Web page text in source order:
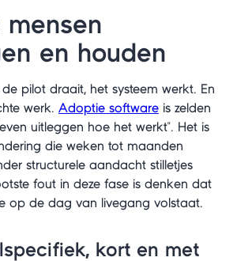
en houden
pilot draait, het systeem werkt. En
werk. Adoptie software is zelden
uitleggen hoe het werkt". Het is
die weken tot maanden
structurele aandacht stilletjes
fout in deze fase is denken dat
op de dag van livegang volstaat.
kort en met